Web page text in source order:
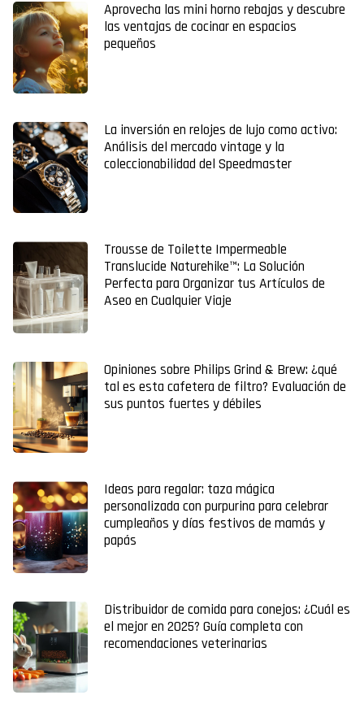
Aprovecha las mini horno rebajas y descubre
las ventajas de cocinar en espacios
pequeños
La inversión en relojes de lujo como activo:
Análisis del mercado vintage y la
coleccionabilidad del Speedmaster
Trousse de Toilette Impermeable
Translucide Naturehike™: La Solución
Perfecta para Organizar tus Artículos de
Aseo en Cualquier Viaje
Opiniones sobre Philips Grind & Brew: ¿qué
tal es esta cafetera de filtro? Evaluación de
sus puntos fuertes y débiles
Ideas para regalar: taza mágica
personalizada con purpurina para celebrar
cumpleaños y días festivos de mamás y
papás
Distribuidor de comida para conejos: ¿Cuál es
el mejor en 2025? Guía completa con
recomendaciones veterinarias